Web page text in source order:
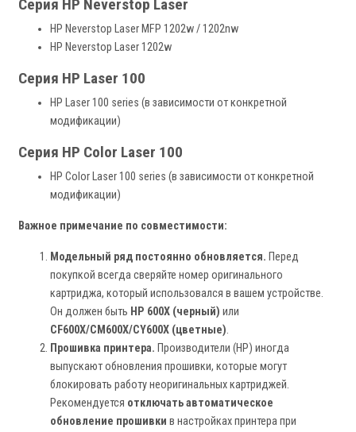
Серия HP Neverstop Laser
HP Neverstop Laser MFP 1202w / 1202nw
HP Neverstop Laser 1202w
Серия HP Laser 100
HP Laser 100 series (в зависимости от конкретной
модификации)
Серия HP Color Laser 100
HP Color Laser 100 series (в зависимости от конкретной
модификации)
Важное примечание по совместимости:
Модельный ряд постоянно обновляется. Перед
покупкой всегда сверяйте номер оригинального
картриджа, который использовался в вашем устройстве.
Он должен быть HP 600X (черный) или
CF600X/CM600X/CY600X (цветные).
Прошивка принтера. Производители (HP) иногда
выпускают обновления прошивки, которые могут
блокировать работу неоригинальных картриджей.
Рекомендуется отключать автоматическое
обновление прошивки в настройках принтера при